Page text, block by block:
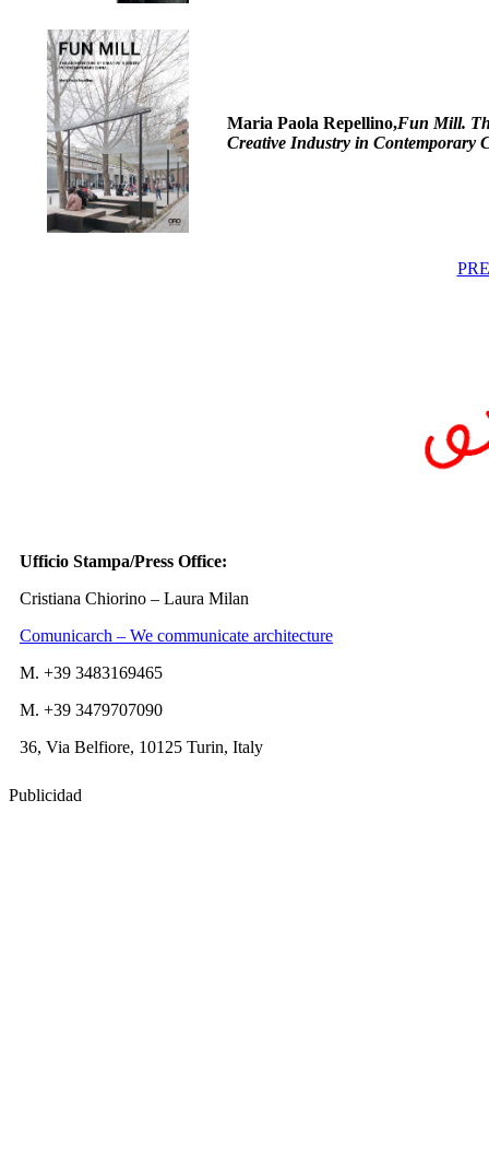
Maria Paola Repellino,Fun Mill.
Creative Industry in Contemporary
Ufficio Stampa/Press Office:
Cristiana Chiorino – Laura Milan
Comunicarch – We communicate architecture
M. +39 3483169465
M. +39 3479707090
36, Via Belfiore, 10125 Turin, Italy
Publicidad